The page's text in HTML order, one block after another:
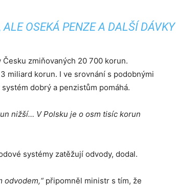
OSEKÁ PENZE A DALŠÍ DÁVKY
zmiňovaných 20 700 korun.
miliard korun. I ve srovnání s podobnými
dobrý a penzistům pomáhá.
nižší… V Polsku je o osm tisíc korun
systémy zatěžují odvody, dodal.
odvodem,“připomněl ministr s tím, že